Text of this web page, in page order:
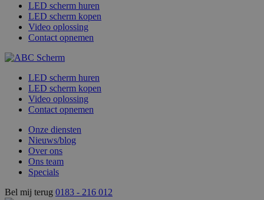
LED scherm huren
LED scherm kopen
Video oplossing
Contact opnemen
LED scherm huren
LED scherm kopen
Video oplossing
Contact opnemen
Onze diensten
Nieuws/blog
Over ons
Ons team
Specials
Bel mij terug 0183 - 216 012